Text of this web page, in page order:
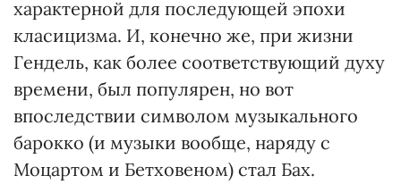
характерной для последующей эпохи
класицизма. И, конечно же, при жизни
Гендель, как более соответствующий духу
времени, был популярен, но вот
впоследствии символом музыкального
барокко (и музыки вообще, наряду с
Моцартом и Бетховеном) стал Бах.